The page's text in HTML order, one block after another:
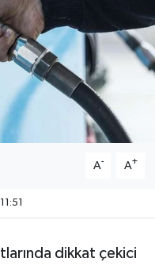
A- A+
dikkat çekici